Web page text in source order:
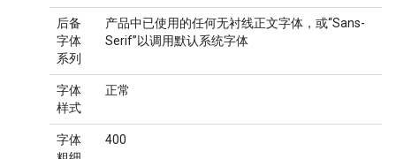
后备
字体
系列
产品中已使用的任何无衬线正文字体，或“Sans-
Serif”以调用默认系统字体
字体
样式
正常
字体
400